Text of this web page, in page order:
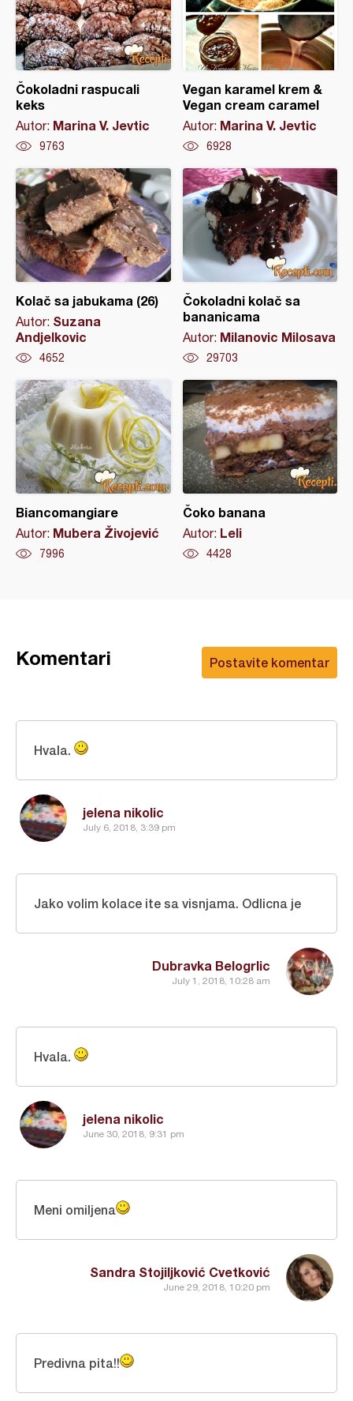
Čokoladni raspucali
keks
Autor: Marina V. Jevtic
9763
Vegan karamel krem &
Vegan cream caramel
Autor: Marina V. Jevtic
6928
Kolač sa jabukama (26)
Autor: Suzana
Andjelkovic
4652
Čokoladni kolač sa
bananicama
Autor: Milanovic Milosava
29703
Biancomangiare
Autor: Mubera Živojević
7996
Čoko banana
Autor: Leli
4428
Postavite komentar
Komentari
jelena nikolic
July 6, 2018, 3:39 pm
Hvala.
Dubravka Belogrlic
July 1, 2018, 10:28 am
Jako volim kolace ite sa visnjama. Odlicna je
jelena nikolic
June 30, 2018, 9:31 pm
Hvala.
Sandra Stojiljković Cvetković
June 29, 2018, 10:20 pm
Meni omiljena
Predivna pita!!